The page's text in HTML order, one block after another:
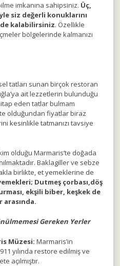
imkanına sahipsiniz. Üç,
siz değerli konuklarını
kalabilirsiniz. Özellikle
bölgelerinde kalmanızı
tatları sunan birçok restoran
ait lezzetlerin bulunduğu
eden tatlar bulmam
olduğundan fiyatlar biraz
kesinlikle tatmanızı tavsiye
olduğu Marmaris’te doğada
Baklagiller ve sebze
birlikte, et yemeklerine de
Dutmeş çorbası,döş
ekşili biber, keşkek de
Gereken Yerler
Müzesi: Marmaris’in
yılında restore edilmiş ve
açılmıştır.